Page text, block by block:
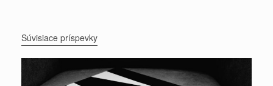
Súvisiace príspevky